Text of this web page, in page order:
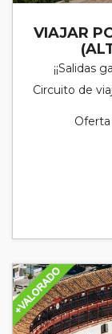
VIAJAR
¡¡Salidas
Circuito de